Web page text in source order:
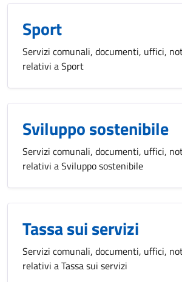
Sport
Servizi comunali, documenti, uffici,
relativi a Sport
Sviluppo sostenibile
Servizi comunali, documenti, uffici,
relativi a Sviluppo sostenibile
Tassa sui servizi
Servizi comunali, documenti, uffici,
relativi a Tassa sui servizi